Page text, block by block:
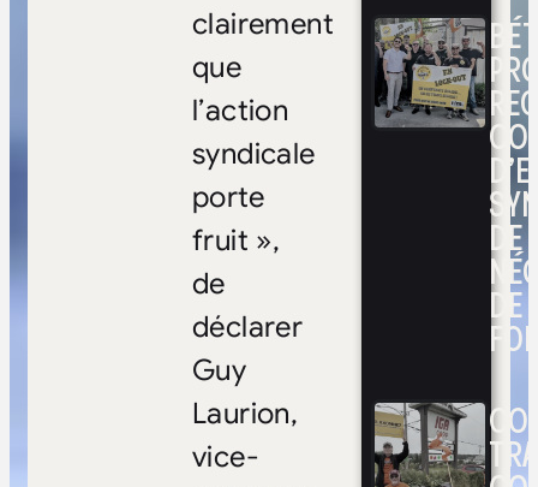
DE
DE
FOI
clairement
que
l’action
syndicale
porte
fruit »,
de
déclarer
Guy
Laurion,
vice-